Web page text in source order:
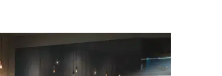
PP-Y (PGP, NYM)
PP/J (H05VV-F)
PP/L (H03VV-F)